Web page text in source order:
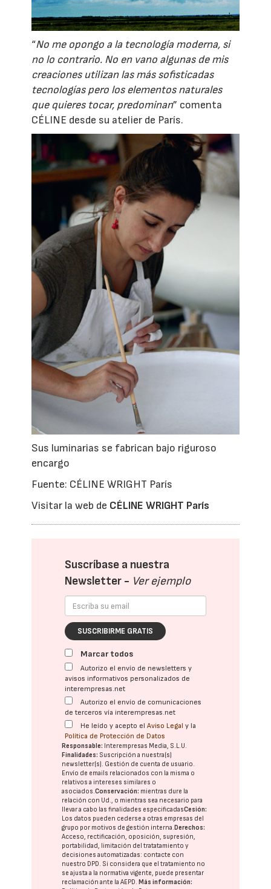
“No me opongo a la tecnología moderna, si
no lo contrario. No en vano algunas de mis
creaciones utilizan las más sofisticadas
tecnologías pero los elementos naturales
que quieres tocar, predominan” comenta
CÉLINE desde su atelier de París.
Sus luminarias se fabrican bajo riguroso
encargo
Fuente: CÉLINE WRIGHT París
Visitar la web de CÉLINE WRIGHT París
Suscríbase a nuestra
Newsletter - Ver ejemplo
SUSCRIBIRME GRATIS
Marcar todos
Autorizo el envío de newsletters y
avisos informativos personalizados de
interempresas.net
Autorizo el envío de comunicaciones
de terceros vía interempresas.net
He leído y acepto elAviso Legal y la
Política de Protección de Datos
Responsable: Interempresas Media, S.L.U.
Finalidades: Suscripción a nuestra(s)
newsletter(s). Gestión de cuenta de usuario.
Envío de emails relacionados con la misma o
relativos a intereses similares o
asociados.Conservación: mientras dure la
relación con Ud., o mientras sea necesario para
llevar a cabo las finalidades especificadasCesión:
Los datos pueden cederse a otras empresas del
grupo por motivos de gestión interna. Derechos:
Acceso, rectificación, oposición, supresión,
portabilidad, limitación del tratatamiento y
decisiones automatizadas: contacte con
nuestro DPD. Si considera que el tratamiento no
se ajusta a la normativa vigente, puede presentar
reclamación ante laAEPD. Más información: